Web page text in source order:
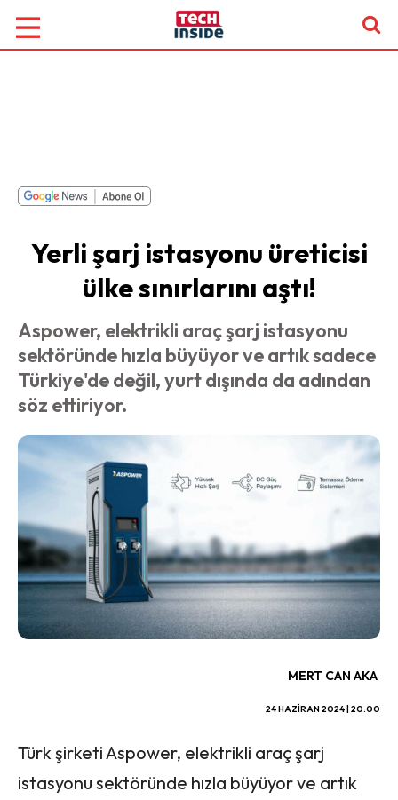
Yerli şarj istasyonu üreticisi
ülke sınırlarını aştı!
Aspower, elektrikli araç şarj istasyonu
sektöründe hızla büyüyor ve artık sadece
Türkiye'de değil, yurt dışında da adından
söz ettiriyor.
MERT CAN AKA
24 HAZIRAN 2024 | 20:00
Türk şirketi Aspower, elektrikli araç şarj
istasyonu sektöründe hızla büyüyor ve artık